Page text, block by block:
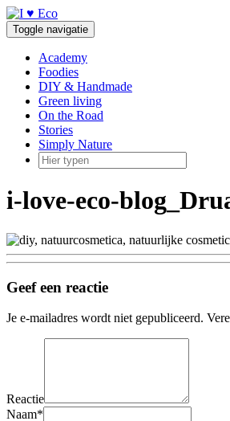
Doorgaan
naar
inhoud
Toggle navigatie
Academy
Foodies
DIY & Handmade
Green living
On the Road
Stories
Simply Nature
i-love-eco-
Geef een reactie
Je e-mailadres wordt niet gepubliceerd.
Reactie
Naam*